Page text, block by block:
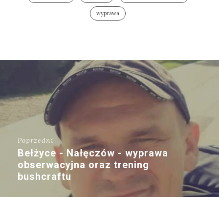
wyprawa
Poprzedni
Bełżyce - Nałęczów - wyprawa
obserwacyjna oraz trening
bushcraftu